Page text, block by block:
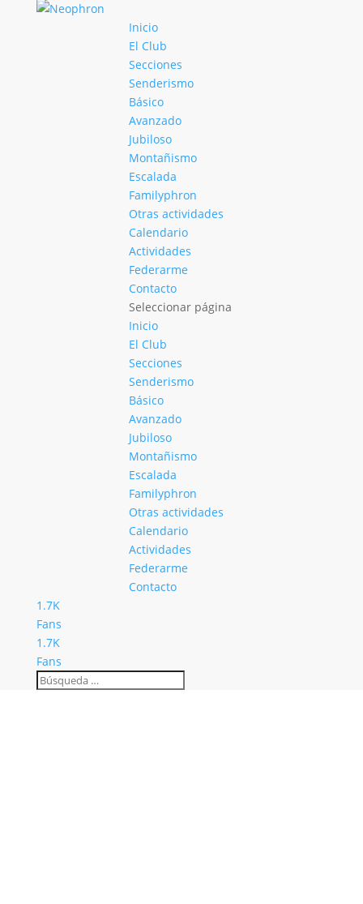
Inicio
El Club
Secciones
Senderismo
Básico
Avanzado
Jubiloso
Montañismo
Escalada
Familyphron
Otras actividades
Calendario
Actividades
Federarme
Contacto
Seleccionar página
Inicio
El Club
Secciones
Senderismo
Básico
Avanzado
Jubiloso
Montañismo
Escalada
Familyphron
Otras actividades
Calendario
Actividades
Federarme
Contacto
1.7K
Fans
1.7K
Fans